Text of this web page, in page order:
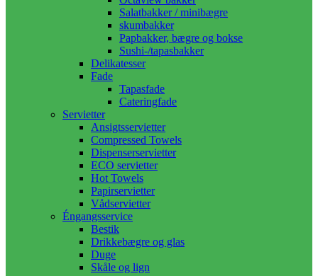
Salatbakker / minibægre
skumbakker
Papbakker, bægre og bokse
Sushi-/tapasbakker
Delikatesser
Fade
Tapasfade
Cateringfade
Servietter
Ansigtsservietter
Compressed Towels
Dispenserservietter
ECO servietter
Hot Towels
Papirservietter
Vådservietter
Éngangsservice
Bestik
Drikkebægre og glas
Duge
Skåle og lign